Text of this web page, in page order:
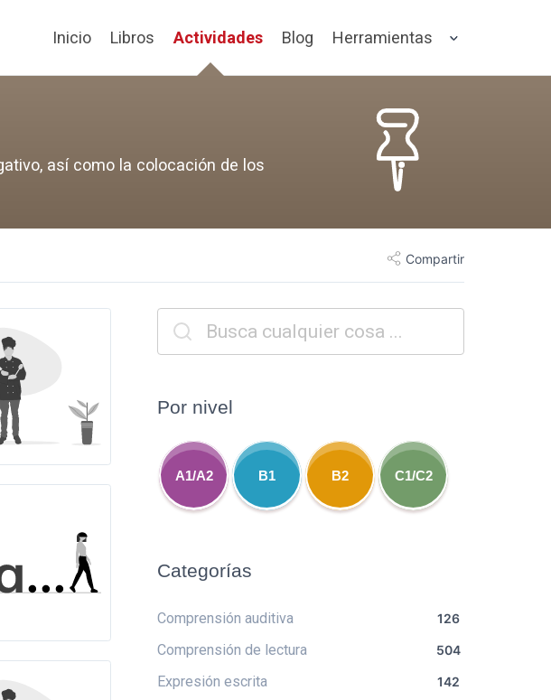
Inicio Libros Actividades Blog Herramientas
así como la colocación de los
Compartir
Por nivel
A1/A2 B1 B2 C1/C2
Categorías
Comprensión auditiva 126
Comprensión de lectura 504
Expresión escrita 142